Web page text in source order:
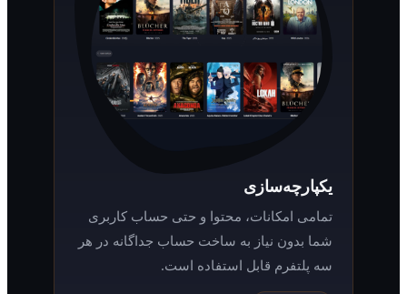
یکپارچه‌سازی
تمامی امکانات، محتوا و حتی حساب کاربری
شما بدون نیاز به ساخت حساب جداگانه در هر
سه پلتفرم قابل استفاده است.